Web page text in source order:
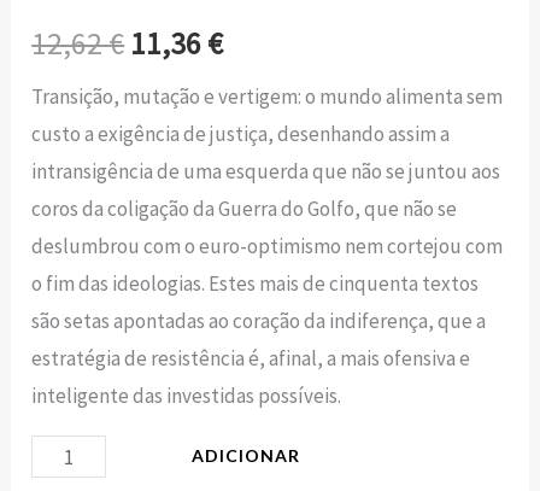
12,62€ 11,36€
Transição, mutação e vertigem: o mundo alimenta sem
custo a exigência de justiça, desenhando assim a
intransigência de uma esquerda que não se juntou aos
coros da coligação da Guerra do Golfo, que não se
deslumbrou com o euro-optimismo nem cortejou com
o fim das ideologias. Estes mais de cinquenta textos
são setas apontadas ao coração da indiferença, que a
estratégia de resistência é, afinal, a mais ofensiva e
inteligente das investidas possíveis.
ADICIONAR